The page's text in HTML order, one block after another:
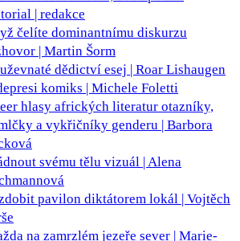
| redakce
čelíte dominantnímu diskurzu
| Martin Šorm
dědictví esej | Roar Lishaugen
komiks | Michele Foletti
hlasy afrických literatur otazníky,
a vykřičníky genderu | Barbora
svému tělu vizuál | Alena
pavilon diktátorem lokál | Vojtěch
na zamrzlém jezeře sever | Marie-